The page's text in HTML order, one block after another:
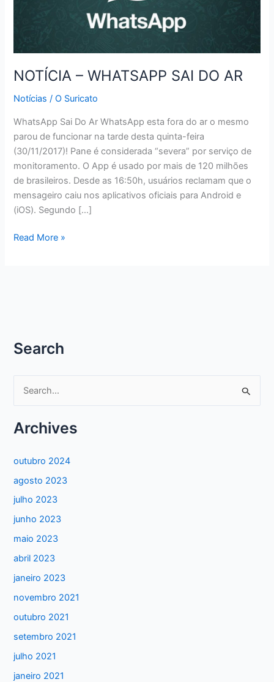
NOTÍCIA – WHATSAPP SAI DO AR
Notícias /O Suricato
WhatsApp Sai Do Ar WhatsApp esta fora do ar o mesmo
parou de funcionar na tarde desta quinta-feira
(30/11/2017)! Pane é considerada “severa” por serviço de
monitoramento. O App é usado por mais de 120 milhões
de brasileiros. Desde as 16:50h, usuários reclamam que o
mensageiro caiu nos aplicativos oficiais para Android e
(iOS). Segundo […]
NOTÍCIA
Read More »
Search
q
a
r
p
o
r
:
Archives
outubro 2024
agosto 2023
julho 2023
junho 2023
maio 2023
abril 2023
janeiro 2023
novembro 2021
outubro 2021
setembro 2021
julho 2021
janeiro 2021